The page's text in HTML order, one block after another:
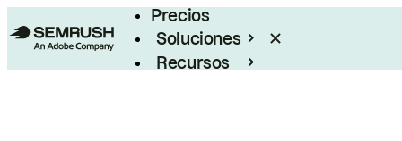
Precios
Soluciones
Recursos